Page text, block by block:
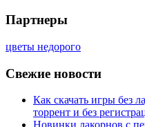
Партнеры
цветы недорого
Свежие новости
Как скачать игры без
торрент и без